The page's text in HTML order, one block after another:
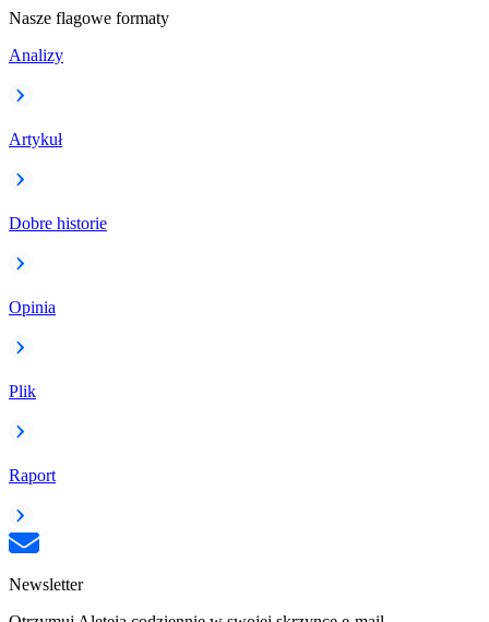
Nasze flagowe formaty
Analizy
Artykuł
Dobre historie
Opinia
Plik
Raport
Newsletter